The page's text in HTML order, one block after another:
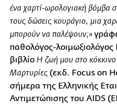
ένα χαρτί-ωρολογιακή βόμβα
τους δώσεις κουράγιο, μια
μπορούν να παλέψουν;»
παθολόγος-
βιβλίο Η ζωή μου στο
Μαρτυρίες (εκδ. Focus on
σήμερα της Ελληνικής
Αντιμετώπισης του AIDS